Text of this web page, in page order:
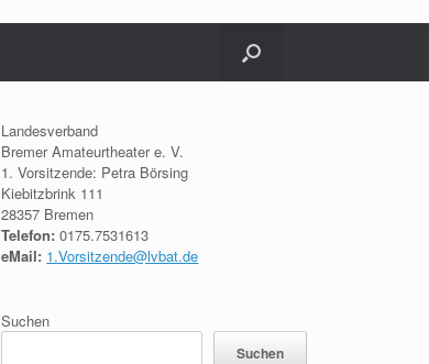
Landesverband
Bremer Amateurtheater e. V.
1. Vorsitzende: Petra Börsing
Kiebitzbrink 111
28357 Bremen
Telefon: 0175.7531613
eMail: 1.Vorsitzende@lvbat.de
Suchen
Suchen